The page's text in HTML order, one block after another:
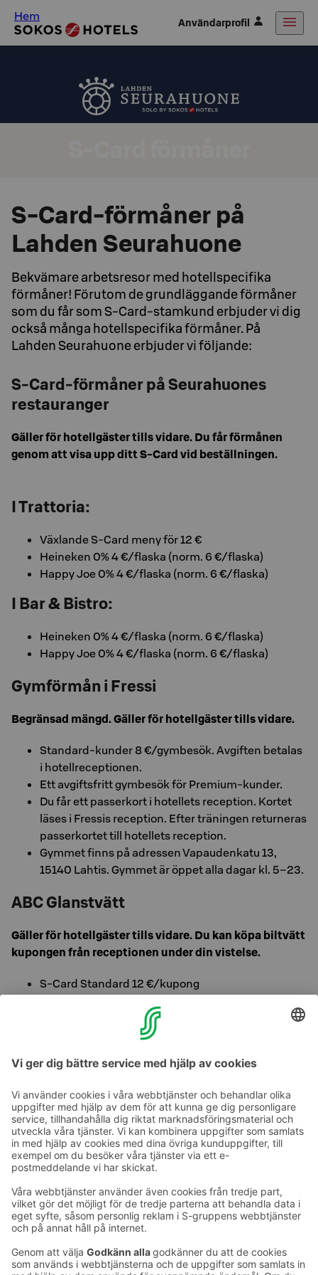
Hem Användarprofil
S-Card-förmåner på
Lahden Seurahuone
Bekvämare arbetsresor med hotellspecifika
förmåner! Förutom de grundläggande förmåner
som du får som S-Card-stamkund erbjuder vi dig
också många hotellspecifika förmåner. På
Lahden Seurahuone erbjuder vi följande:
S-Card-förmåner på Seurahuones
restauranger
Gäller för hotellgäster tills vidare. Du får förmånen
genom att visa upp ditt S-Card vid beställningen.
I Trattoria:
Växlande S-Card meny för 12 €
Heineken 0% 4 €/flaska (norm. 6 €/flaska)
Happy Joe 0% 4 €/flaska (norm. 6 €/flaska)
I Bar & Bistro:
Heineken 0% 4 €/flaska (norm. 6 €/flaska)
Happy Joe 0% 4 €/flaska (norm. 6 €/flaska)
Gymförmån i Fressi
Begränsad mängd. Gäller för hotellgäster tills vidare.
Standard-kunder 8 €/gymbesök. Avgiften betalas
i hotellreceptionen.
Ett avgiftsfritt gymbesök för Premium-kunder.
Du får ett passerkort i hotellets reception. Kortet
läses i Fressis reception. Efter träningen returneras
passerkortet till hotellets reception.
Gymmet finns på adressen Vapaudenkatu 13,
15140 Lahtis. Gymmet är öppet alla dagar kl. 5–23.
ABC Glanstvätt
Gäller för hotellgäster tills vidare. Du kan köpa biltvätt
kupongen från receptionen under din vistelse.
S-Card Standard 12 €/kupong
ABC Carwash Prisma Laune,
adress Ajokatu 83,
Ta kontakt
Kontaktuppgifter till hotellen
Feedback
Ge feedback
Sokos Hotels nyhetsbrev
nyhetsbrev
Du får Sokos Hotellens senaste
Utmärkelser och certifikat